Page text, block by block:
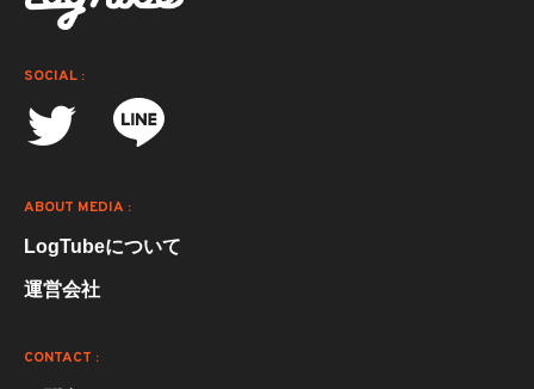
SOCIAL :
ABOUT MEDIA :
LogTubeについて
運営会社
CONTACT :